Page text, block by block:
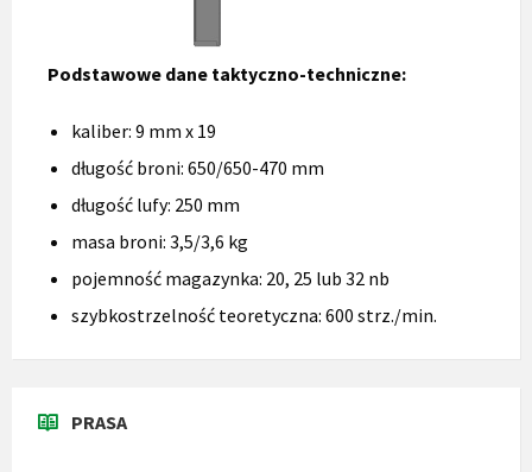
Podstawowe dane taktyczno-techniczne:
kaliber: 9 mm x 19
długość broni: 650/650-470 mm
długość lufy: 250 mm
masa broni: 3,5/3,6 kg
pojemność magazynka: 20, 25 lub 32 nb
szybkostrzelność teoretyczna: 600 strz./min.
PRASA